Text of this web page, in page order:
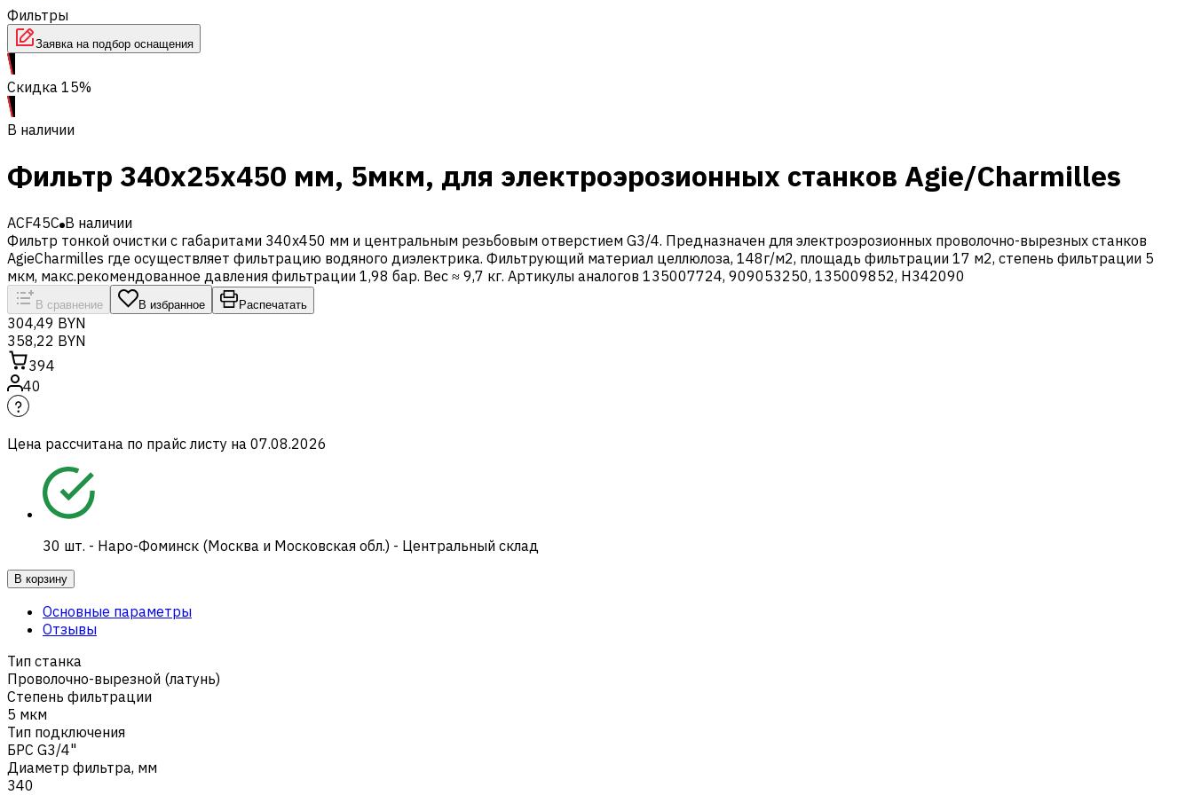
Фильтры
Заявка на подбор оснащения
Скидка 15%
В наличии
Фильтр 340x25x450 мм, 5мкм, для электроэрозионных станков Agie/Charmilles
ACF45C В наличии
Фильтр тонкой очистки с габаритами 340х450 мм и центральным резьбовым отверстием G3/4. Предназначен для электроэрозионных проволочно-вырезных станков
AgieCharmilles где осуществляет фильтрацию водяного диэлектрика. Фильтрующий материал целлюлоза, 148г/м2, площадь фильтрации 17 м2, степень фильтрации 5
мкм, макс.рекомендованное давления фильтрации 1,98 бар. Вес ≈ 9,7 кг. Артикулы аналогов 135007724, 909053250, 135009852, H342090
В сравнение В избранное Распечатать
304,49 BYN
358,22 BYN
394
40
Цена рассчитана по прайс листу на 07.08.2026
30 шт. - Наро-Фоминск (Москва и Московская обл.) - Центральный склад
В корзину
Основные параметры
Отзывы
Тип станка
Проволочно-вырезной (латунь)
Степень фильтрации
5 мкм
Тип подключения
БРС G3/4"
Диаметр фильтра, мм
340